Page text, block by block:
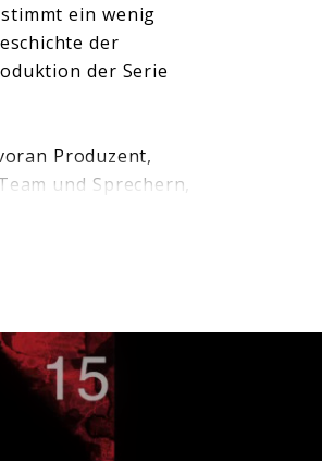
ein wenig
der
der Serie
Produzent,
und Sprechern,
finalen fünften